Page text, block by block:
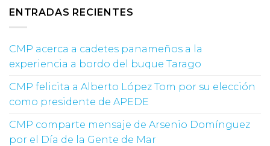
ENTRADAS RECIENTES
CMP acerca a cadetes panameños a la
experiencia a bordo del buque Tarago
CMP felicita a Alberto López Tom por su elección
como presidente de APEDE
CMP comparte mensaje de Arsenio Domínguez
por el Día de la Gente de Mar